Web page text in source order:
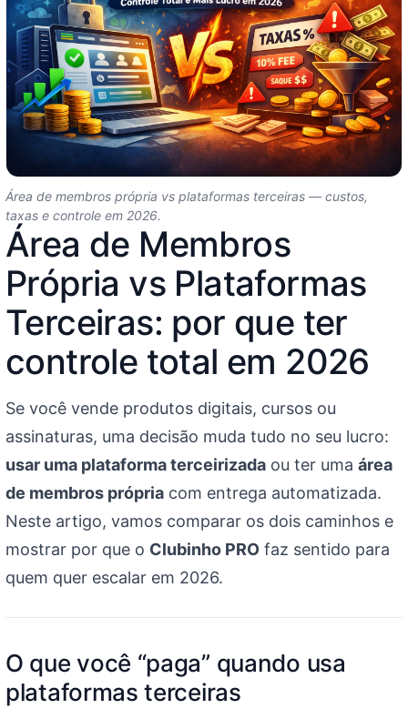
Área de membros própria vs plataformas terceiras — custos,
taxas e controle em 2026.
Área de Membros
Própria vs Plataformas
Terceiras: por que ter
controle total em 2026
Se você vende produtos digitais, cursos ou
assinaturas, uma decisão muda tudo no seu lucro:
usar uma plataforma terceirizada ou ter uma área
de membros própria com entrega automatizada.
Neste artigo, vamos comparar os dois caminhos e
mostrar por que o Clubinho PRO faz sentido para
quem quer escalar em 2026.
O que você “paga” quando usa
plataformas terceiras